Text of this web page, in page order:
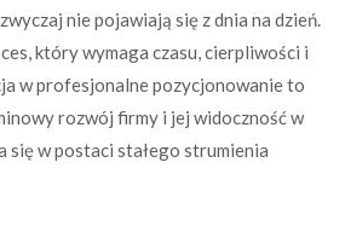
nie pojawiają się z dnia na dzień.
który wymaga czasu, cierpliwości i
w profesjonalne pozycjonowanie to
rozwój firmy i jej widoczność w
się w postaci stałego strumienia